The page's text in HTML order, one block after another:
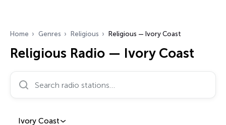
Home Genres Religious Religious — Ivory Coast
Religious Radio — Ivory Coast
Search radio stations…
Ivory Coast